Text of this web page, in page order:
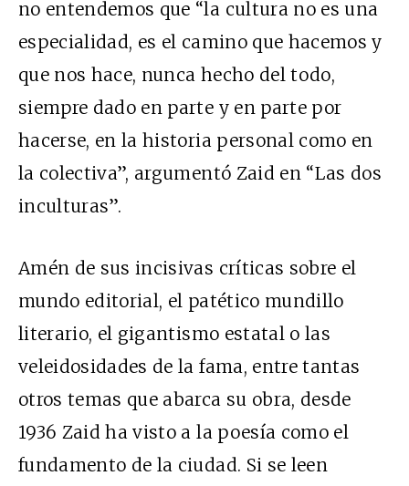
no entendemos que “la cultura no es una
especialidad, es el camino que hacemos y
que nos hace, nunca hecho del todo,
siempre dado en parte y en parte por
hacerse, en la historia personal como en
la colectiva”, argumentó Zaid en “Las dos
inculturas”.
Amén de sus incisivas críticas sobre el
mundo editorial, el patético mundillo
literario, el gigantismo estatal o las
veleidosidades de la fama, entre tantas
otros temas que abarca su obra, desde
1936 Zaid ha visto a la poesía como el
fundamento de la ciudad. Si se leen